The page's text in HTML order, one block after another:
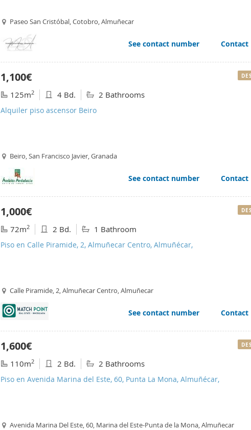
Paseo San Cristóbal, Cotobro, Almuñecar
See contact number Contact
1,100€
125m2 4 Bd. 2 Bathrooms
Alquiler piso ascensor Beiro
Beiro, San Francisco Javier, Granada
See contact number Contact
1,000€
72m2 2 Bd. 1 Bathroom
Piso en Calle Piramide, 2, Almuñecar Centro, Almuñécar,
Calle Piramide, 2, Almuñecar Centro, Almuñecar
See contact number Contact
1,600€
110m2 2 Bd. 2 Bathrooms
Piso en Avenida Marina del Este, 60, Punta La Mona, Almuñécar,
Avenida Marina Del Este, 60, Marina del Este-Punta de la Mona, Almuñecar